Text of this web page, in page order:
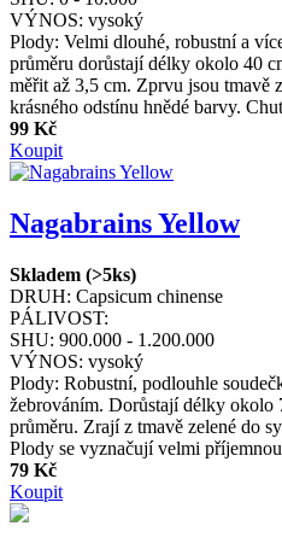
VÝNOS: vysoký
Plody: Velmi dlouhé, robustní a
průměru dorůstají délky okolo 40
měřit až 3,5 cm. Zprvu jsou tmavě
krásného odstínu hnědé barvy.
99 Kč
Koupit
Nagabrains Yellow
Skladem (>5ks)
DRUH: Capsicum chinense
PÁLIVOST:
SHU: 900.000 - 1.200.000
VÝNOS: vysoký
Plody: Robustní, podlouhle
žebrováním. Dorůstají délky okolo
průměru. Zrají z tmavě zelené do
Plody se vyznačují velmi
79 Kč
Koupit